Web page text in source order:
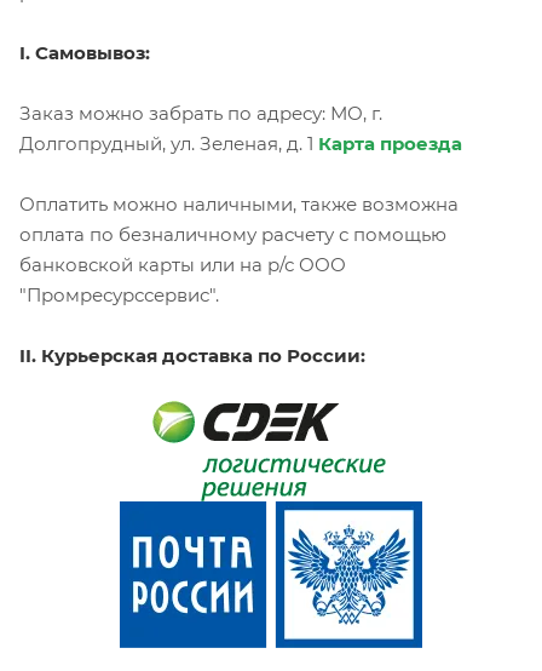
I. Самовывоз:
Заказ можно забрать по адресу: МО, г.
Долгопрудный, ул. Зеленая, д. 1 Карта проезда
Оплатить можно наличными, также возможна
оплата по безналичному расчету с помощью
банковской карты или на р/с ООО
"Промресурссервис".
II. Курьерская доставка по России: